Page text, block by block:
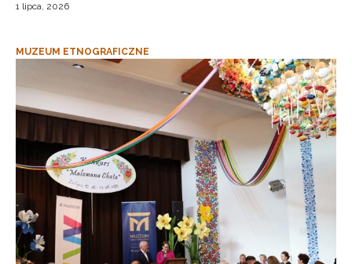
1 lipca, 2026
MUZEUM ETNOGRAFICZNE